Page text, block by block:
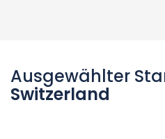
Ausgewählter
Switzerland